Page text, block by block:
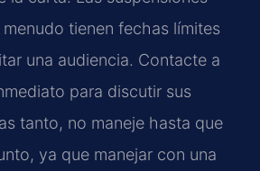
tienen fechas límites
una audiencia. Contacte a
para discutir sus
tanto, no maneje hasta que
ya que manejar con una